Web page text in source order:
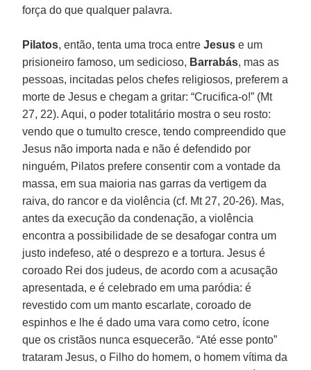
força do que qualquer palavra.
Pilatos, então, tenta uma troca entreJesus e um
prisioneiro famoso, um sedicioso, Barrabás, mas as
pessoas, incitadas pelos chefes religiosos, preferem a
morte de Jesus e chegam a gritar: “Crucifica-o!” (Mt
27, 22). Aqui, o poder totalitário mostra o seu rosto:
vendo que o tumulto cresce, tendo compreendido que
Jesus não importa nada e não é defendido por
ninguém, Pilatos prefere consentir com a vontade da
massa, em sua maioria nas garras da vertigem da
raiva, do rancor e da violência (cf. Mt 27, 20-26). Mas,
antes da execução da condenação, a violência
encontra a possibilidade de se desafogar contra um
justo indefeso, até o desprezo e a tortura. Jesus é
coroado Rei dos judeus, de acordo com a acusação
apresentada, e é celebrado em uma paródia: é
revestido com um manto escarlate, coroado de
espinhos e lhe é dado uma vara como cetro, ícone
que os cristãos nunca esquecerão. “Até esse ponto”
trataram Jesus, o Filho do homem, o homem vítima da